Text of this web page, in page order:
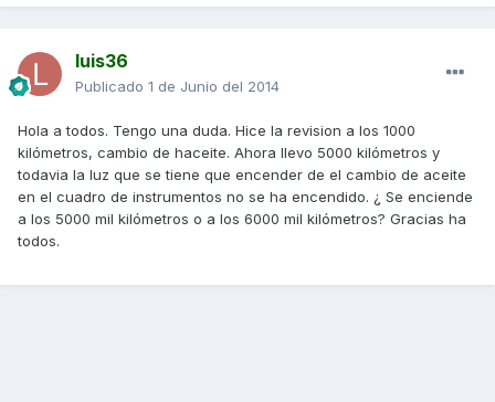
luis36
Publicado 1 de Junio del 2014
Hola a todos. Tengo una duda. Hice la revision a los 1000
kilómetros, cambio de haceite. Ahora llevo 5000 kilómetros y
todavia la luz que se tiene que encender de el cambio de aceite
en el cuadro de instrumentos no se ha encendido. ¿ Se enciende
a los 5000 mil kilómetros o a los 6000 mil kilómetros? Gracias ha
todos.